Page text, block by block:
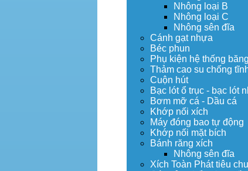
Nhông loại B
Nhông loại C
Nhông sên đĩa
Cánh gạt nhựa
Béc phun
Phụ kiện hệ thống
Thảm cao su chống
Cuộn hút
Bạc lót ổ trục - bạc lót
Bơm mỡ cá - Dầu cá
Khớp nối xích
Máy đóng bao tự động
Khớp nối mặt bích
Bánh răng xích
Nhông sên đĩa
Xích Toàn Phát tiêu